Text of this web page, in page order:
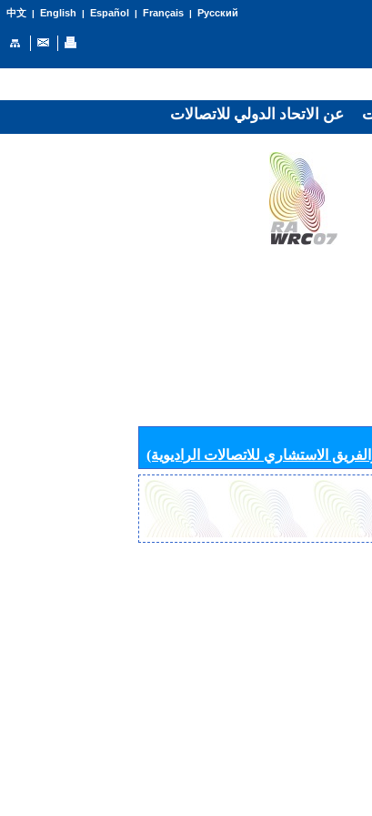
中文| English | Español | Français| Русский
الاستشاري للاتصالات الراديوية)
عن الاتحاد الدولي للاتصالات